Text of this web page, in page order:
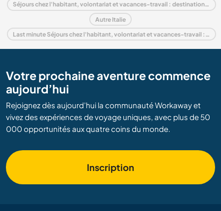
Séjours chez l'habitant, volontariat et vacances-travail : destination Abruzzes
Autre Italie
Last minute Séjours chez l'habitant, volontariat et vacances-travail : destination Italie
Votre prochaine aventure commence
aujourd’hui
Rejoignez dès aujourd’hui la communauté Workaway et
vivez des expériences de voyage uniques, avec plus de 50
000 opportunités aux quatre coins du monde.
Inscription